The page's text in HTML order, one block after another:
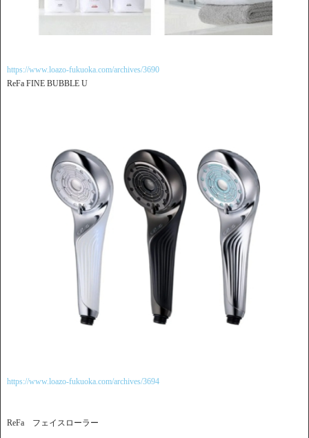
https://www.loazo-fukuoka.com/archives/3690
ReFa FINE BUBBLE U
https://www.loazo-fukuoka.com/archives/3694
ReFa フェイスローラー